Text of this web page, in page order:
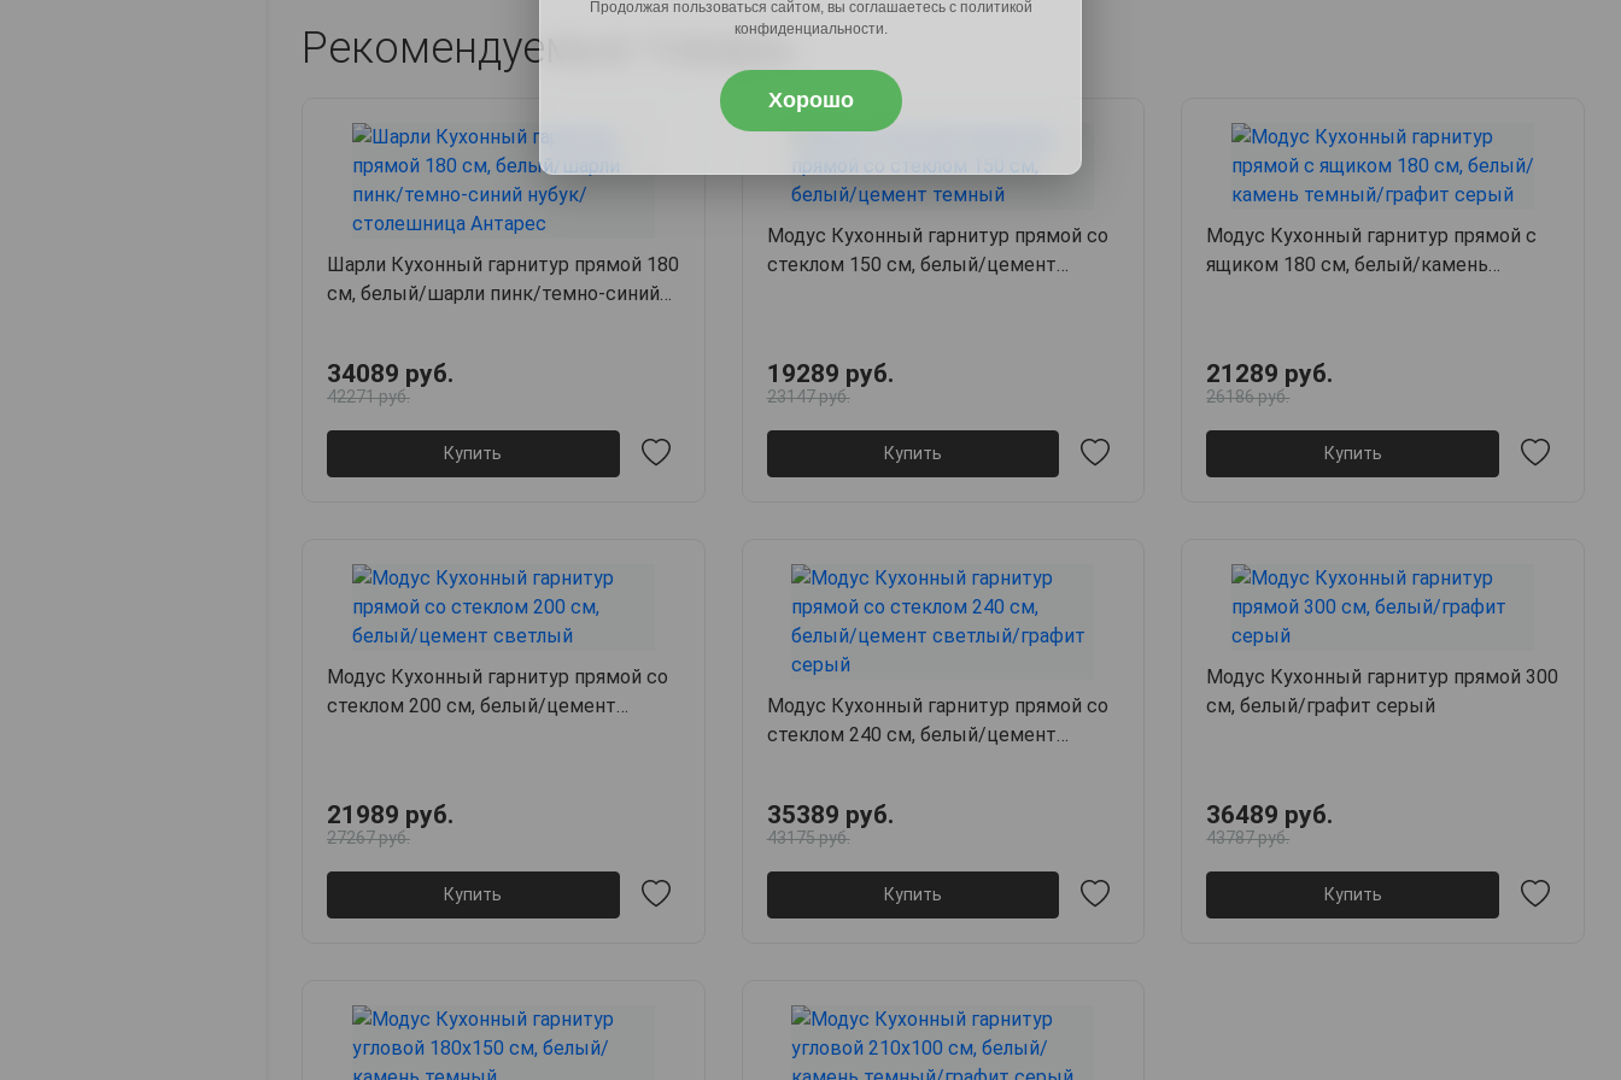
Рекомендуемые товары
Шарли Кухонный гарнитур прямой 180
см, белый/шарли пинк/темно-синий
34089 руб.
42271 руб.
Купить
Модус Кухонный гарнитур прямой со
стеклом 150 см, белый/цемент
19289 руб.
23147 руб.
Купить
Модус Кухонный гарнитур прямой с
ящиком 180 см, белый/камень
21289 руб.
26186 руб.
Купить
Модус Кухонный гарнитур прямой со
стеклом 200 см, белый/цемент
21989 руб.
27267 руб.
Купить
Модус Кухонный гарнитур прямой со
стеклом 240 см, белый/цемент
35389 руб.
43175 руб.
Купить
Модус Кухонный гарнитур прямой 300
см, белый/графит серый
36489 руб.
43787 руб.
Купить
Продолжая пользоваться сайтом, вы соглашаетесь с политикой
конфиденциальности.
Хорошо